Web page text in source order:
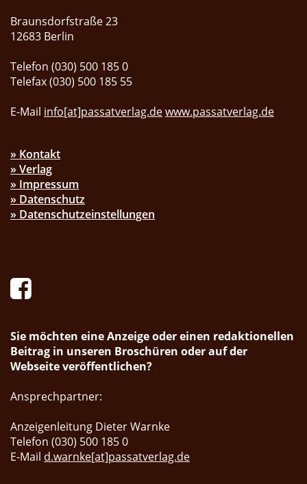
Braunsdorfstraße 23
12683 Berlin
Telefon (030) 500 185 0
Telefax (030) 500 185 55
E-Mail info[at]passatverlag.dewww.passatverlag.de
» Kontakt
» Verlag
» Impressum
» Datenschutz
» Datenschutzeinstellungen
Sie möchten eine Anzeige oder einen redaktionellen
Beitrag in unseren Broschüren oder auf der
Webseite veröffentlichen?
Ansprechpartner:
Anzeigenleitung Dieter Warnke
Telefon (030) 500 185 0
E-Mail d.warnke[at]passatverlag.de